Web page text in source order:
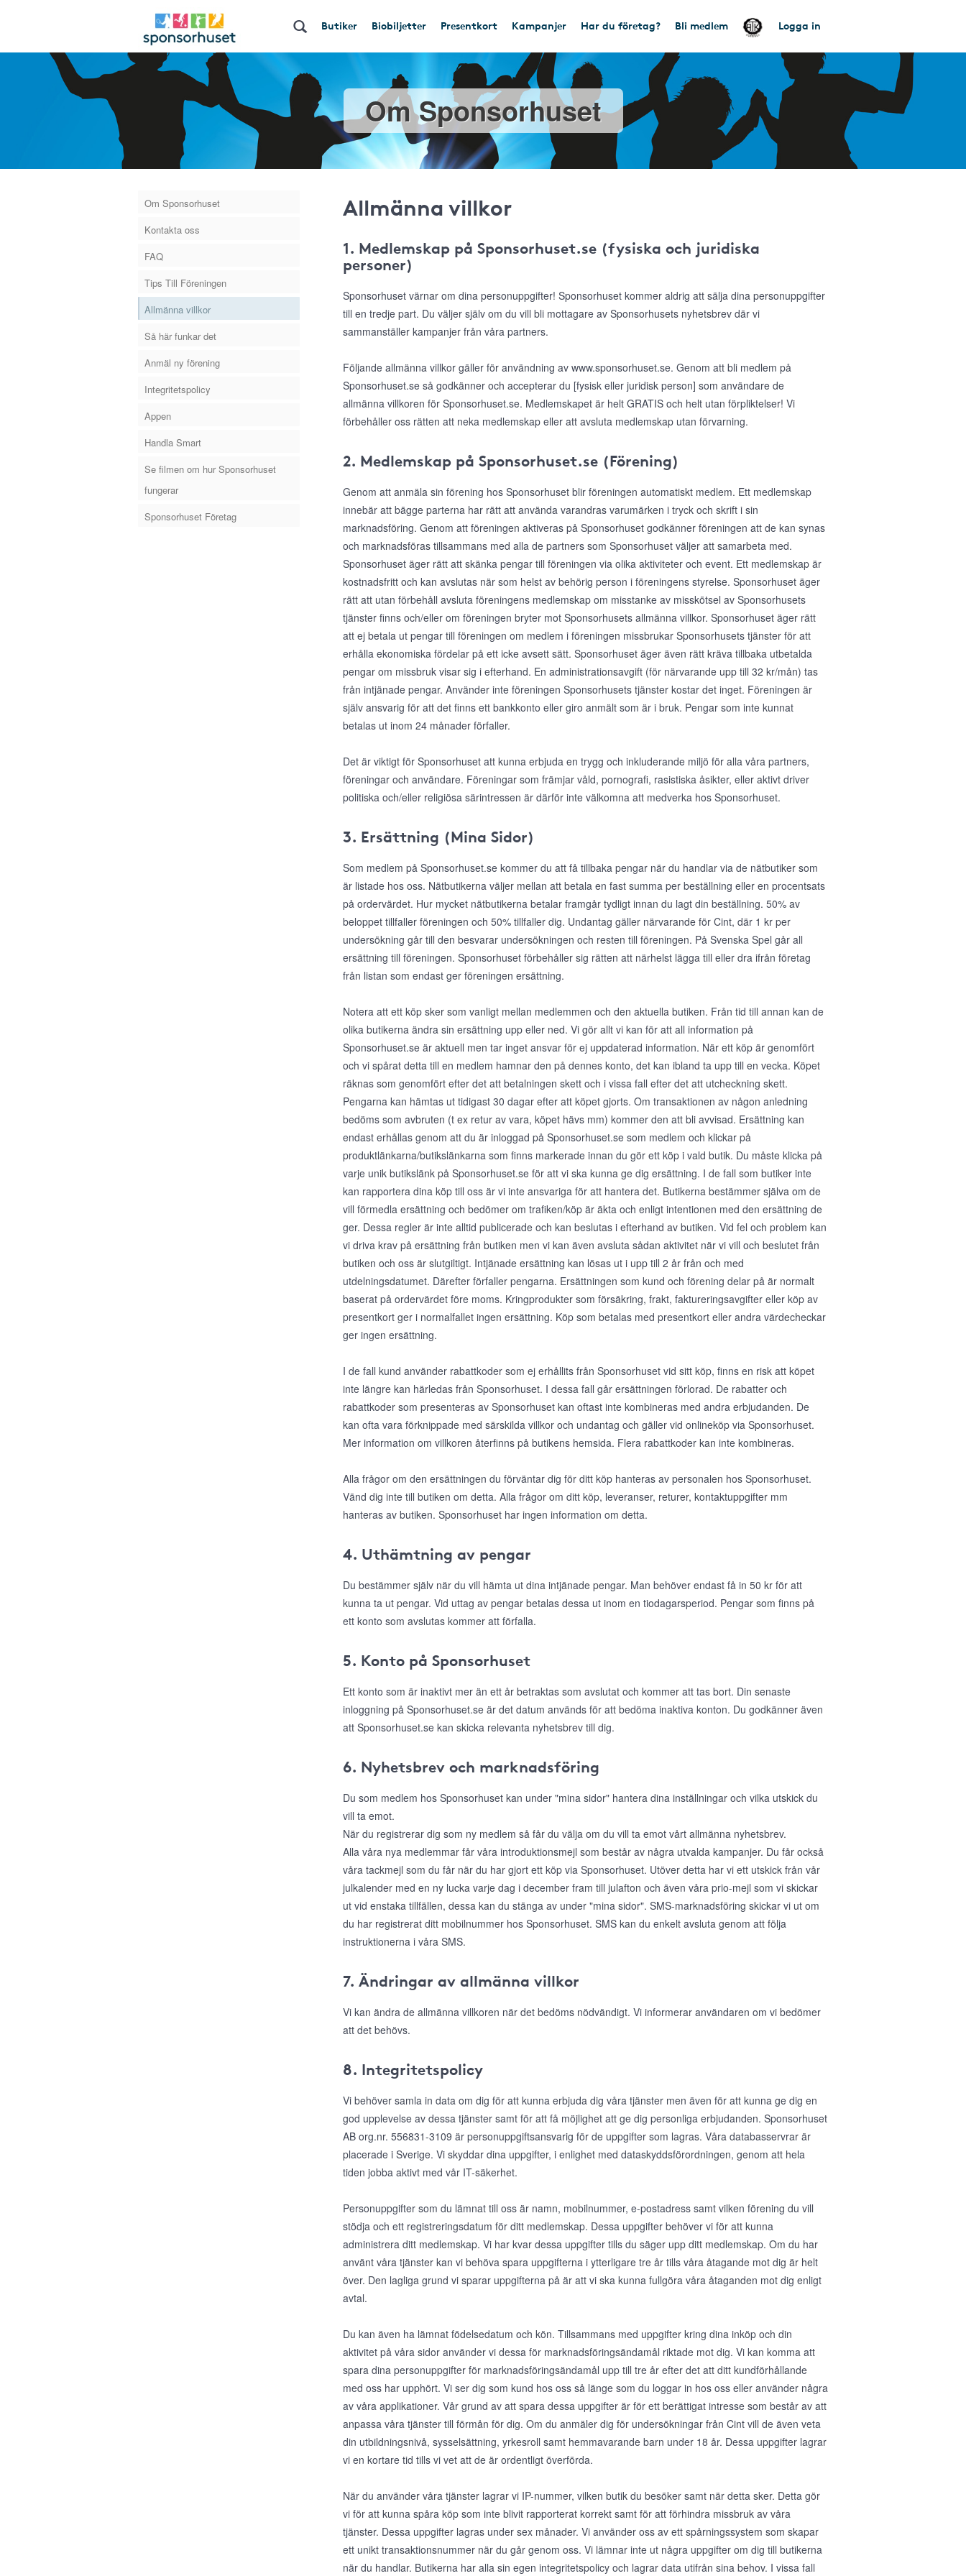
Butiker Biobiljetter Presentkort Kampanjer Har du företag? Bli medlem Logga in
Om Sponsorhuset
Om Sponsorhuset
Kontakta oss
FAQ
Tips Till Föreningen
Allmänna villkor
Så här funkar det
Anmäl ny förening
Integritetspolicy
Appen
Handla Smart
Se filmen om hur Sponsorhuset
fungerar
Sponsorhuset Företag
Allmänna villkor
1. Medlemskap på Sponsorhuset.se (fysiska och juridiska
personer)
Sponsorhuset värnar om dina personuppgifter! Sponsorhuset kommer aldrig att sälja dina personuppgifter
till en tredje part. Du väljer själv om du vill bli mottagare av Sponsorhusets nyhetsbrev där vi
sammanställer kampanjer från våra partners.
Följande allmänna villkor gäller för användning av www.sponsorhuset.se. Genom att bli medlem på
Sponsorhuset.se så godkänner och accepterar du [fysisk eller juridisk person] som användare de
allmänna villkoren för Sponsorhuset.se. Medlemskapet är helt GRATIS och helt utan förpliktelser! Vi
förbehåller oss rätten att neka medlemskap eller att avsluta medlemskap utan förvarning.
2. Medlemskap på Sponsorhuset.se (Förening)
Genom att anmäla sin förening hos Sponsorhuset blir föreningen automatiskt medlem. Ett medlemskap
innebär att bägge parterna har rätt att använda varandras varumärken i tryck och skrift i sin
marknadsföring. Genom att föreningen aktiveras på Sponsorhuset godkänner föreningen att de kan synas
och marknadsföras tillsammans med alla de partners som Sponsorhuset väljer att samarbeta med.
Sponsorhuset äger rätt att skänka pengar till föreningen via olika aktiviteter och event. Ett medlemskap är
kostnadsfritt och kan avslutas när som helst av behörig person i föreningens styrelse. Sponsorhuset äger
rätt att utan förbehåll avsluta föreningens medlemskap om misstanke av misskötsel av Sponsorhusets
tjänster finns och/eller om föreningen bryter mot Sponsorhusets allmänna villkor. Sponsorhuset äger rätt
att ej betala ut pengar till föreningen om medlem i föreningen missbrukar Sponsorhusets tjänster för att
erhålla ekonomiska fördelar på ett icke avsett sätt. Sponsorhuset äger även rätt kräva tillbaka utbetalda
pengar om missbruk visar sig i efterhand. En administrationsavgift (för närvarande upp till 32 kr/mån) tas
från intjänade pengar. Använder inte föreningen Sponsorhusets tjänster kostar det inget. Föreningen är
själv ansvarig för att det finns ett bankkonto eller giro anmält som är i bruk. Pengar som inte kunnat
betalas ut inom 24 månader förfaller.
Det är viktigt för Sponsorhuset att kunna erbjuda en trygg och inkluderande miljö för alla våra partners,
föreningar och användare. Föreningar som främjar våld, pornografi, rasistiska åsikter, eller aktivt driver
politiska och/eller religiösa särintressen är därför inte välkomna att medverka hos Sponsorhuset.
3. Ersättning (Mina Sidor)
Som medlem på Sponsorhuset.se kommer du att få tillbaka pengar när du handlar via de nätbutiker som
är listade hos oss. Nätbutikerna väljer mellan att betala en fast summa per beställning eller en procentsats
på ordervärdet. Hur mycket nätbutikerna betalar framgår tydligt innan du lagt din beställning. 50% av
beloppet tillfaller föreningen och 50% tillfaller dig. Undantag gäller närvarande för Cint, där 1 kr per
undersökning går till den besvarar undersökningen och resten till föreningen. På Svenska Spel går all
ersättning till föreningen. Sponsorhuset förbehåller sig rätten att närhelst lägga till eller dra ifrån företag
från listan som endast ger föreningen ersättning.
Notera att ett köp sker som vanligt mellan medlemmen och den aktuella butiken. Från tid till annan kan de
olika butikerna ändra sin ersättning upp eller ned. Vi gör allt vi kan för att all information på
Sponsorhuset.se är aktuell men tar inget ansvar för ej uppdaterad information. När ett köp är genomfört
och vi spårat detta till en medlem hamnar den på dennes konto, det kan ibland ta upp till en vecka. Köpet
räknas som genomfört efter det att betalningen skett och i vissa fall efter det att utcheckning skett.
Pengarna kan hämtas ut tidigast 30 dagar efter att köpet gjorts. Om transaktionen av någon anledning
bedöms som avbruten (t ex retur av vara, köpet hävs mm) kommer den att bli avvisad. Ersättning kan
endast erhållas genom att du är inloggad på Sponsorhuset.se som medlem och klickar på
produktlänkarna/butikslänkarna som finns markerade innan du gör ett köp i vald butik. Du måste klicka på
varje unik butikslänk på Sponsorhuset.se för att vi ska kunna ge dig ersättning. I de fall som butiker inte
kan rapportera dina köp till oss är vi inte ansvariga för att hantera det. Butikerna bestämmer själva om de
vill förmedla ersättning och bedömer om trafiken/köp är äkta och enligt intentionen med den ersättning de
ger. Dessa regler är inte alltid publicerade och kan beslutas i efterhand av butiken. Vid fel och problem kan
vi driva krav på ersättning från butiken men vi kan även avsluta sådan aktivitet när vi vill och beslutet från
butiken och oss är slutgiltigt. Intjänade ersättning kan lösas ut i upp till 2 år från och med
utdelningsdatumet. Därefter förfaller pengarna. Ersättningen som kund och förening delar på är normalt
baserat på ordervärdet före moms. Kringprodukter som försäkring, frakt, faktureringsavgifter eller köp av
presentkort ger i normalfallet ingen ersättning. Köp som betalas med presentkort eller andra värdecheckar
ger ingen ersättning.
I de fall kund använder rabattkoder som ej erhållits från Sponsorhuset vid sitt köp, finns en risk att köpet
inte längre kan härledas från Sponsorhuset. I dessa fall går ersättningen förlorad. De rabatter och
rabattkoder som presenteras av Sponsorhuset kan oftast inte kombineras med andra erbjudanden. De
kan ofta vara förknippade med särskilda villkor och undantag och gäller vid onlineköp via Sponsorhuset.
Mer information om villkoren återfinns på butikens hemsida. Flera rabattkoder kan inte kombineras.
Alla frågor om den ersättningen du förväntar dig för ditt köp hanteras av personalen hos Sponsorhuset.
Vänd dig inte till butiken om detta. Alla frågor om ditt köp, leveranser, returer, kontaktuppgifter mm
hanteras av butiken. Sponsorhuset har ingen information om detta.
4. Uthämtning av pengar
Du bestämmer själv när du vill hämta ut dina intjänade pengar. Man behöver endast få in 50 kr för att
kunna ta ut pengar. Vid uttag av pengar betalas dessa ut inom en tiodagarsperiod. Pengar som finns på
ett konto som avslutas kommer att förfalla.
5. Konto på Sponsorhuset
Ett konto som är inaktivt mer än ett år betraktas som avslutat och kommer att tas bort. Din senaste
inloggning på Sponsorhuset.se är det datum används för att bedöma inaktiva konton. Du godkänner även
att Sponsorhuset.se kan skicka relevanta nyhetsbrev till dig.
6. Nyhetsbrev och marknadsföring
Du som medlem hos Sponsorhuset kan under "mina sidor" hantera dina inställningar och vilka utskick du
vill ta emot.
När du registrerar dig som ny medlem så får du välja om du vill ta emot vårt allmänna nyhetsbrev.
Alla våra nya medlemmar får våra introduktionsmejl som består av några utvalda kampanjer. Du får också
våra tackmejl som du får när du har gjort ett köp via Sponsorhuset. Utöver detta har vi ett utskick från vår
julkalender med en ny lucka varje dag i december fram till julafton och även våra prio-mejl som vi skickar
ut vid enstaka tillfällen, dessa kan du stänga av under "mina sidor". SMS-marknadsföring skickar vi ut om
du har registrerat ditt mobilnummer hos Sponsorhuset. SMS kan du enkelt avsluta genom att följa
instruktionerna i våra SMS.
7. Ändringar av allmänna villkor
Vi kan ändra de allmänna villkoren när det bedöms nödvändigt. Vi informerar användaren om vi bedömer
att det behövs.
8. Integritetspolicy
Vi behöver samla in data om dig för att kunna erbjuda dig våra tjänster men även för att kunna ge dig en
god upplevelse av dessa tjänster samt för att få möjlighet att ge dig personliga erbjudanden. Sponsorhuset
AB org.nr. 556831-3109 är personuppgiftsansvarig för de uppgifter som lagras. Våra databasservrar är
placerade i Sverige. Vi skyddar dina uppgifter, i enlighet med dataskyddsförordningen, genom att hela
tiden jobba aktivt med vår IT-säkerhet.
Personuppgifter som du lämnat till oss är namn, mobilnummer, e-postadress samt vilken förening du vill
stödja och ett registreringsdatum för ditt medlemskap. Dessa uppgifter behöver vi för att kunna
administrera ditt medlemskap. Vi har kvar dessa uppgifter tills du säger upp ditt medlemskap. Om du har
använt våra tjänster kan vi behöva spara uppgifterna i ytterligare tre år tills våra åtagande mot dig är helt
över. Den lagliga grund vi sparar uppgifterna på är att vi ska kunna fullgöra våra åtaganden mot dig enligt
avtal.
Du kan även ha lämnat födelsedatum och kön. Tillsammans med uppgifter kring dina inköp och din
aktivitet på våra sidor använder vi dessa för marknadsföringsändamål riktade mot dig. Vi kan komma att
spara dina personuppgifter för marknadsföringsändamål upp till tre år efter det att ditt kundförhållande
med oss har upphört. Vi ser dig som kund hos oss så länge som du loggar in hos oss eller använder några
av våra applikationer. Vår grund av att spara dessa uppgifter är för ett berättigat intresse som består av att
anpassa våra tjänster till förmån för dig. Om du anmäler dig för undersökningar från Cint vill de även veta
din utbildningsnivå, sysselsättning, yrkesroll samt hemmavarande barn under 18 år. Dessa uppgifter lagrar
vi en kortare tid tills vi vet att de är ordentligt överförda.
När du använder våra tjänster lagrar vi IP-nummer, vilken butik du besöker samt när detta sker. Detta gör
vi för att kunna spåra köp som inte blivit rapporterat korrekt samt för att förhindra missbruk av våra
tjänster. Dessa uppgifter lagras under sex månader. Vi använder oss av ett spårningssystem som skapar
ett unikt transaktionsnummer när du går genom oss. Vi lämnar inte ut några uppgifter om dig till butikerna
när du handlar. Butikerna har alla sin egen integritetspolicy och lagrar data utifrån sina behov. I vissa fall